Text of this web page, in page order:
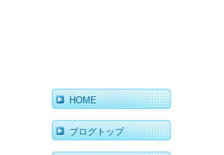
HOME
ブログトップ